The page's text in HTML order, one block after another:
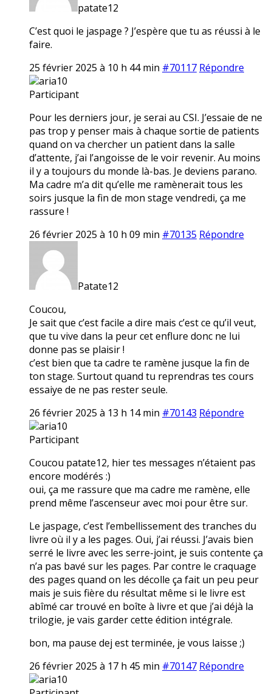
patate12
C’est quoi le jaspage ? J’espère que tu as réussi à le
faire.
25 février 2025 à 10 h 44 min #70117 Répondre
aria10
Participant
Pour les derniers jour, je serai au CSI. J’essaie de ne
pas trop y penser mais à chaque sortie de patients
quand on va chercher un patient dans la salle
d’attente, j’ai l’angoisse de le voir revenir. Au moins
il y a toujours du monde là-bas. Je deviens parano.
Ma cadre m’a dit qu’elle me ramènerait tous les
soirs jusque la fin de mon stage vendredi, ça me
rassure !
26 février 2025 à 10 h 09 min #70135 Répondre
Patate12
Coucou,
Je sait que c’est facile a dire mais c’est ce qu’il veut,
que tu vive dans la peur cet enflure donc ne lui
donne pas se plaisir !
c’est bien que ta cadre te ramène jusque la fin de
ton stage. Surtout quand tu reprendras tes cours
essaiye de ne pas rester seule.
26 février 2025 à 13 h 14 min #70143 Répondre
aria10
Participant
Coucou patate12, hier tes messages n’étaient pas
encore modérés :)
oui, ça me rassure que ma cadre me ramène, elle
prend même l’ascenseur avec moi pour être sur.
Le jaspage, c’est l’embellissement des tranches du
livre où il y a les pages. Oui, j’ai réussi. J’avais bien
serré le livre avec les serre-joint, je suis contente ça
n’a pas bavé sur les pages. Par contre le craquage
des pages quand on les décolle ça fait un peu peur
mais je suis fière du résultat même si le livre est
abîmé car trouvé en boîte à livre et que j’ai déjà la
trilogie, je vais garder cette édition intégrale.
bon, ma pause dej est terminée, je vous laisse ;)
26 février 2025 à 17 h 45 min #70147 Répondre
aria10